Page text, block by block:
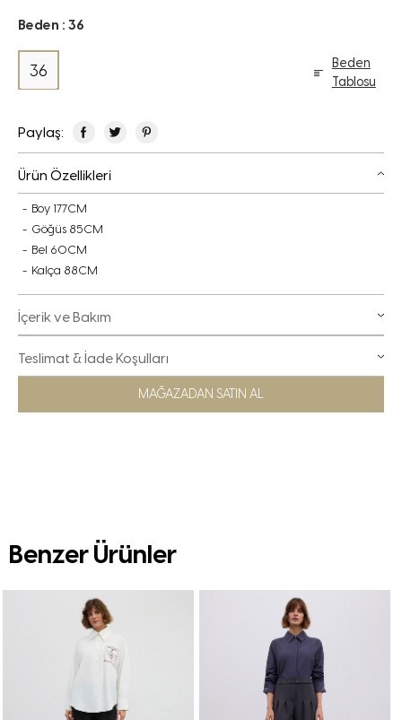
Beden : 36
36
Beden
Tablosu
Paylaş:
Ürün Özellikleri
Boy 177CM
Göğüs 85CM
Bel 60CM
Kalça 88CM
İçerik ve Bakım
Teslimat & İade Koşulları
MAĞAZADAN SATIN AL
Benzer Ürünler